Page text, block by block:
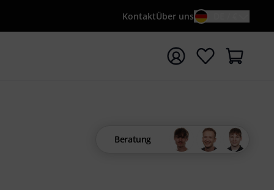
KontaktÜber uns
mit Suchwort {searchTerm} starten
Beratung